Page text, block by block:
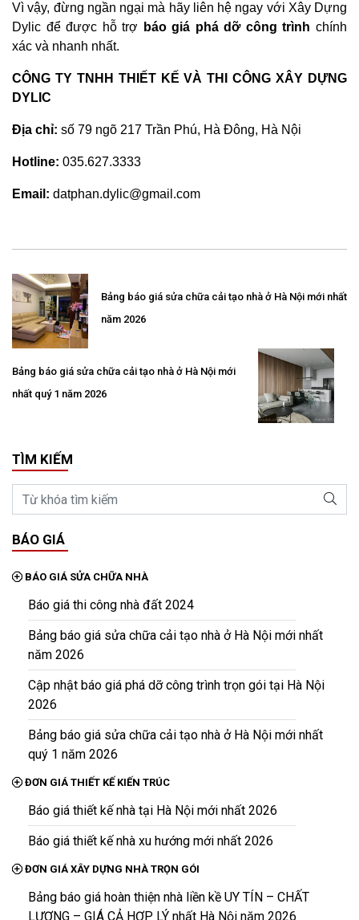
TÌM KIẾM
BÁO GIÁ
BÁO GIÁ SỬA CHỮA NHÀ
Báo giá thi công nhà đất 2024
Bảng báo giá sửa chữa cải tạo nhà ở Hà Nội mới nhất
năm 2026
Cập nhật báo giá phá dỡ công trình trọn gói tại Hà Nội
2026
Bảng báo giá sửa chữa cải tạo nhà ở Hà Nội mới nhất
quý 1 năm 2026
ĐƠN GIÁ THIẾT KẾ KIẾN TRÚC
Báo giá thiết kế nhà tại Hà Nội mới nhất 2026
Báo giá thiết kế nhà xu hướng mới nhất 2026
ĐƠN GIÁ XÂY DỰNG NHÀ TRỌN GÓI
Bảng báo giá hoàn thiện nhà liền kề UY TÍN – CHẤT
LƯỢNG – GIÁ CẢ HỢP LÝ nhất Hà Nội năm 2026
Vì vậy, đừng ngần ngại mà hãy liên hệ ngay với Xây Dựng
Dylic để được hỗ trợ
báo giá phá dỡ công trìnhchính
xác và nhanh nhất.
CÔNG TY TNHH THIẾT KẾ VÀ THI CÔNG XÂY DỰNG
DYLIC
Địa chỉ: số 79 ngõ 217 Trần Phú, Hà Đông, Hà Nội
Hotline: 035.627.3333
Email: datphan.dylic@gmail.com
Bảng báo giá sửa chữa cải tạo nhà ở Hà Nội mới nhất
năm 2026
Bảng báo giá sửa chữa cải tạo nhà ở Hà Nội mới
nhất quý 1 năm 2026